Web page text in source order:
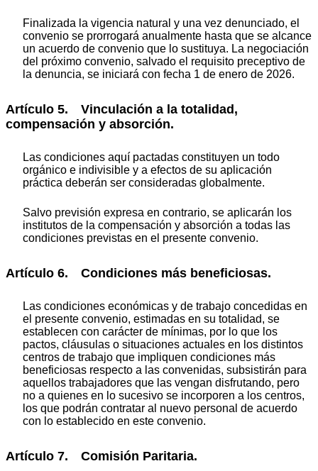
Finalizada la vigencia natural y una vez denunciado, el
convenio se prorrogará anualmente hasta que se alcance
un acuerdo de convenio que lo sustituya. La negociación
del próximo convenio, salvado el requisito preceptivo de
la denuncia, se iniciará con fecha 1 de enero de 2026.
Artículo 5. Vinculación a la totalidad,
compensación y absorción.
Las condiciones aquí pactadas constituyen un todo
orgánico e indivisible y a efectos de su aplicación
práctica deberán ser consideradas globalmente.
Salvo previsión expresa en contrario, se aplicarán los
institutos de la compensación y absorción a todas las
condiciones previstas en el presente convenio.
Artículo 6. Condiciones más beneficiosas.
Las condiciones económicas y de trabajo concedidas en
el presente convenio, estimadas en su totalidad, se
establecen con carácter de mínimas, por lo que los
pactos, cláusulas o situaciones actuales en los distintos
centros de trabajo que impliquen condiciones más
beneficiosas respecto a las convenidas, subsistirán para
aquellos trabajadores que las vengan disfrutando, pero
no a quienes en lo sucesivo se incorporen a los centros,
los que podrán contratar al nuevo personal de acuerdo
con lo establecido en este convenio.
Artículo 7. Comisión Paritaria.